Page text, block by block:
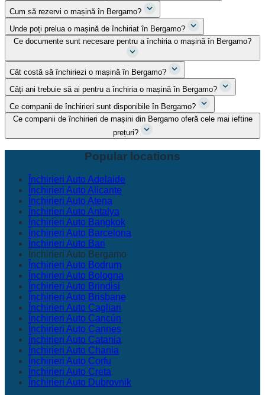
Cum să rezervi o mașină în Bergamo?
Unde poți prelua o mașină de închiriat în Bergamo?
Ce documente sunt necesare pentru a închiria o mașină în Bergamo?
Cât costă să închiriezi o mașină în Bergamo?
Câți ani trebuie să ai pentru a închiria o mașină în Bergamo?
Ce companii de închirieri sunt disponibile în Bergamo?
Ce companii de închirieri de mașini din Bergamo oferă cele mai ieftine
prețuri?
Popular locations
Închirieri Auto Adelaide
Închirieri Auto Alicante
Închirieri Auto Atena
Închirieri Auto Antalya
Închirieri Auto Bangkok
Închirieri Auto Barcelona
Închirieri Auto Bari
Închirieri Auto Bergamo
Închirieri Auto Bodrum
Închirieri Auto Bologna
Închirieri Auto Brindisi
Închirieri Auto Brisbane
Închirieri Auto Cagliari
Închirieri Auto Cancún
Închirieri Auto Cannes
Închirieri Auto Catania
Închirieri Auto Chania
Închirieri Auto Corfu
Închirieri Auto Creta
Închirieri Auto Dubrovnik